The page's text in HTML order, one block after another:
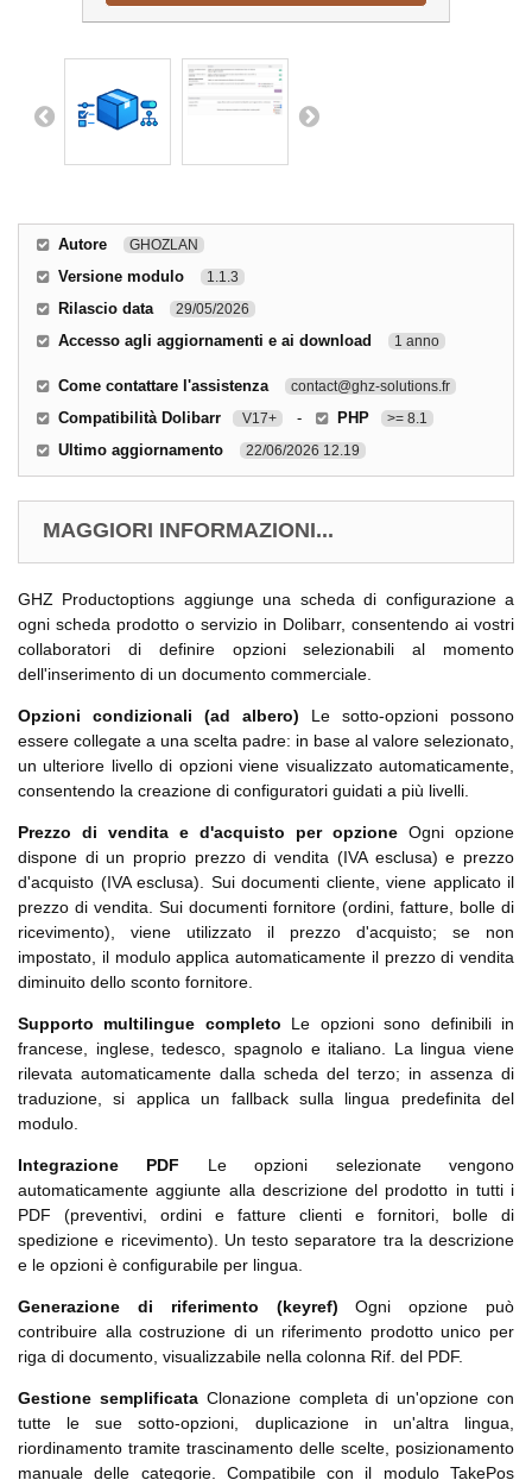
Autore GHOZLAN
Versione modulo 1.1.3
Rilascio data 29/05/2026
Accesso agli aggiornamenti e ai download 1 anno
Come contattare l'assistenza contact@ghz-solutions.fr
Compatibilità Dolibarr V17+ - PHP >= 8.1
Ultimo aggiornamento 22/06/2026 12.19
MAGGIORI INFORMAZIONI...
GHZ Productoptions aggiunge una scheda di configurazione a
ogni scheda prodotto o servizio in Dolibarr, consentendo ai vostri
collaboratori di definire opzioni selezionabili al momento
dell'inserimento di un documento commerciale.
Opzioni condizionali (ad albero) Le sotto-opzioni possono
essere collegate a una scelta padre: in base al valore selezionato,
un ulteriore livello di opzioni viene visualizzato automaticamente,
consentendo la creazione di configuratori guidati a più livelli.
Prezzo di vendita e d'acquisto per opzione Ogni opzione
dispone di un proprio prezzo di vendita (IVA esclusa) e prezzo
d'acquisto (IVA esclusa). Sui documenti cliente, viene applicato il
prezzo di vendita. Sui documenti fornitore (ordini, fatture, bolle di
ricevimento), viene utilizzato il prezzo d'acquisto; se non
impostato, il modulo applica automaticamente il prezzo di vendita
diminuito dello sconto fornitore.
Supporto multilingue completo Le opzioni sono definibili in
francese, inglese, tedesco, spagnolo e italiano. La lingua viene
rilevata automaticamente dalla scheda del terzo; in assenza di
traduzione, si applica un fallback sulla lingua predefinita del
modulo.
Integrazione PDF Le opzioni selezionate vengono
automaticamente aggiunte alla descrizione del prodotto in tutti i
PDF (preventivi, ordini e fatture clienti e fornitori, bolle di
spedizione e ricevimento). Un testo separatore tra la descrizione
e le opzioni è configurabile per lingua.
Generazione di riferimento (keyref) Ogni opzione può
contribuire alla costruzione di un riferimento prodotto unico per
riga di documento, visualizzabile nella colonna Rif. del PDF.
Gestione semplificataClonazione completa di un'opzione con
tutte le sue sotto-opzioni, duplicazione in un'altra lingua,
riordinamento tramite trascinamento delle scelte, posizionamento
manuale delle categorie. Compatibile con il modulo TakePos